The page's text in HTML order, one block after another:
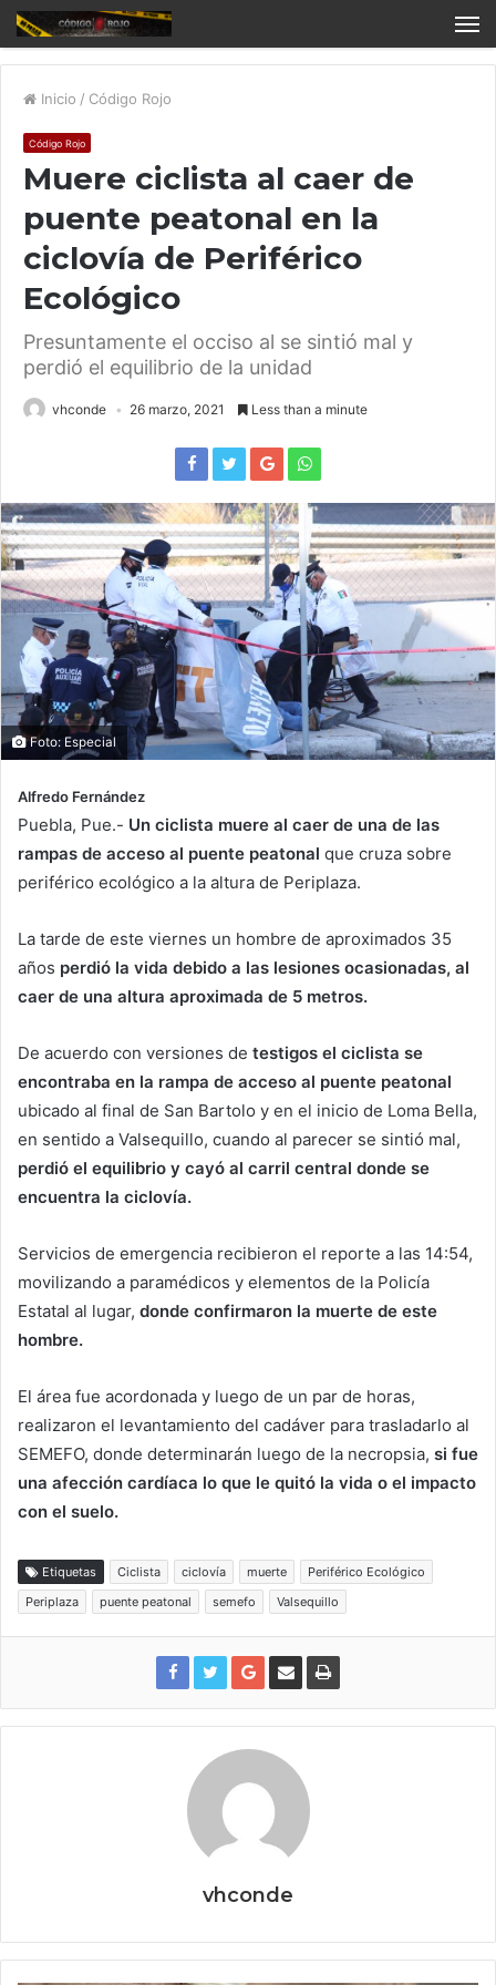
Inicio / Código Rojo
Código Rojo
Muere ciclista al caer de
puente peatonal en la
ciclovía de Periférico
Ecológico
Presuntamente el occiso al se sintió mal y
perdió el equilibrio de la unidad
vhconde 26 marzo, 2021 Less than a minute
Foto: Especial
Alfredo Fernández
Puebla, Pue.- Un ciclista muere al caer de una de las
rampas de acceso al puente peatonal que cruza sobre
periférico ecológico a la altura de Periplaza.
La tarde de este viernes un hombre de aproximados 35
años perdió la vida debido a las lesiones ocasionadas, al
caer de una altura aproximada de 5 metros.
De acuerdo con versiones de testigos el ciclista se
encontraba en la rampa de acceso al puente peatonal
ubicado al final de San Bartolo y en el inicio de Loma Bella,
en sentido a Valsequillo, cuando al parecer se sintió mal,
perdió el equilibrio y cayó al carril central donde se
encuentra la ciclovía.
Servicios de emergencia recibieron el reporte a las 14:54,
movilizando a paramédicos y elementos de la Policía
Estatal al lugar, donde confirmaron la muerte de este
hombre.
El área fue acordonada y luego de un par de horas,
realizaron el levantamiento del cadáver para trasladarlo al
SEMEFO, donde determinarán luego de la necropsia, si fue
una afección cardíaca lo que le quitó la vida o el impacto
con el suelo.
Etiquetas Ciclista ciclovía muerte
Periférico Ecológico
Periplaza
puente peatonal semefo Valsequillo
vhconde